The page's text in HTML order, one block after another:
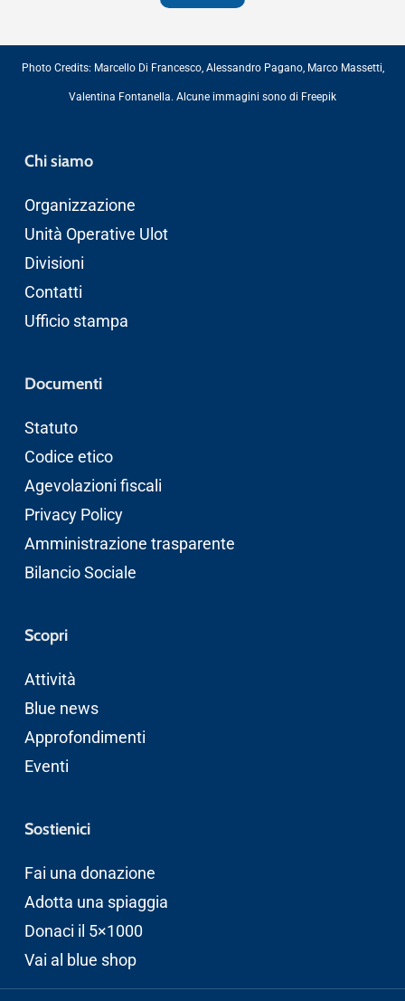
Photo Credits: Marcello Di Francesco, Alessandro Pagano, Marco Massetti,
Valentina Fontanella. Alcune immagini sono di Freepik
Chi siamo
Organizzazione
Unità Operative Ulot
Divisioni
Contatti
Ufficio stampa
Documenti
Statuto
Codice etico
Agevolazioni fiscali
Privacy Policy
Amministrazione trasparente
Bilancio Sociale
Scopri
Attività
Blue news
Approfondimenti
Eventi
Sostienici
Fai una donazione
Adotta una spiaggia
Donaci il 5×1000
Vai al blue shop